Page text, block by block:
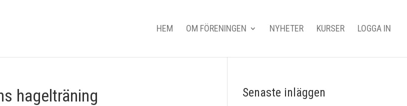
HEM OM FÖRENINGEN NYHETER KURSER LOGGA IN
hagelträning Senaste inläggen